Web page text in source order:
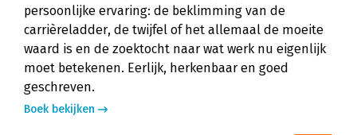
persoonlijke ervaring: de beklimming van de
carrièreladder, de twijfel of het allemaal de moeite
waard is en de zoektocht naar wat werk nu eigenlijk
moet betekenen. Eerlijk, herkenbaar en goed
geschreven.
Boek bekijken